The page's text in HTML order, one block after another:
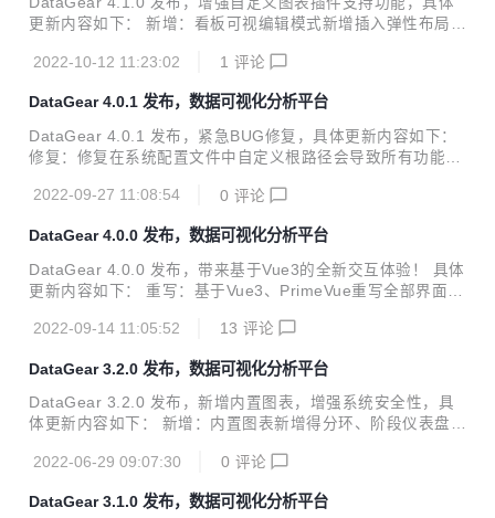
据库，包括 MySQL、Oracle、PostgreSQL、SQL Server 等
据引...
更新内容如下： 新增：看板可视编辑模式新增插入弹性布局、
元素属性，用于控制异步加载图表权限； 新增：自定义图表插
s文件规范，用于独立定义图表渲染器逻辑； 新增：图表JS对
象新增pluginResources()函数，用于为渲染插件资源的图表
提供支持； 新增：图表JS对象新增pluginResourceURL()函
集新增工作表...
2022-10-12 11:23:02 1 评论
DataGear 4.0.1 发布，数据可视化分析平台
DataGear 4.0.1 发布，紧急BUG修复，具体更新内容如下：
修复：修复在系统配置文件中自定义根路径会导致所有功能页
ation.properties中自定义server.servlet.context-path配置，
平台，支持自由制作任何您想要的数据可视化看板。 系统特
点： 友好接入的数据源 支持运行时接入任意提供 JDBC 驱动
的数据库，包括 MySQL、Oracle、PostgreSQL、SQL Serv
2022-09-27 11:08:54 0 评论
DataGear 4.0.0 发布，数据可视化分析平台
DataGear 4.0.0 发布，带来基于Vue3的全新交互体验！ 具体
更新内容如下： 重写：基于Vue3、PrimeVue重写全部界面，
添加功能； 移除：英语语言支持； 修复：修复管理员在他人
L防注入仅校验关键字单词，避免标识符里包含关键字子串导
致无法执行操作； 改进：改进系统访问安全策略，匿名用户不
再允许添加、编辑、删除操作； DataGear是一款开源免费的
看板。 系统特点： 友好接入的数据源 支持运行时接入任意提
2022-09-14 11:05:52 13 评论
DataGear 3.2.0 发布，数据可视化分析平台
DataGear 3.2.0 发布，新增内置图表，增强系统安全性，具
体更新内容如下： 新增：内置图表新增得分环、阶段仪表盘；
理图表销毁事件； 新增：看板元素属性新增"dg-dashboard-u
条件、数据导入/导出、SQL工作台新增SQL防注入配置，增
2022-06-29 09:07:30 0 评论
DataGear 3.1.0 发布，数据可视化分析平台